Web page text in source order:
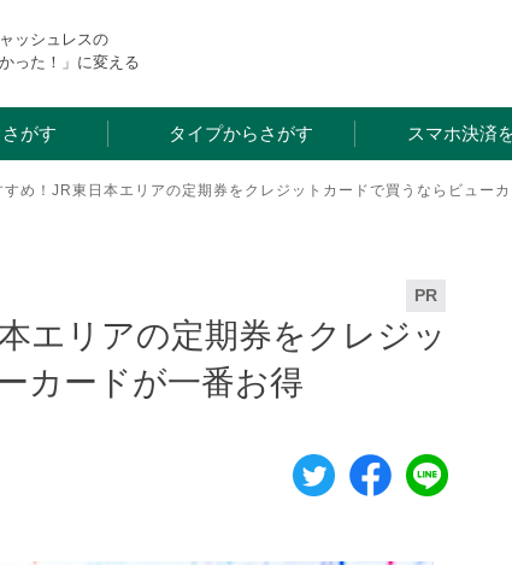
ャッシュレスの
った！」に変える
がす タイプからさがす スマホ決済
すめ！JR東日本エリアの定期券をクレジットカードで買うならビュー
PR
エリアの定期券をクレジッ
カードが一番お得